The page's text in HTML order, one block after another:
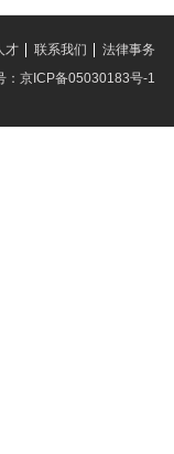
法律事务
联系我们
才
京ICP备05030183号-1